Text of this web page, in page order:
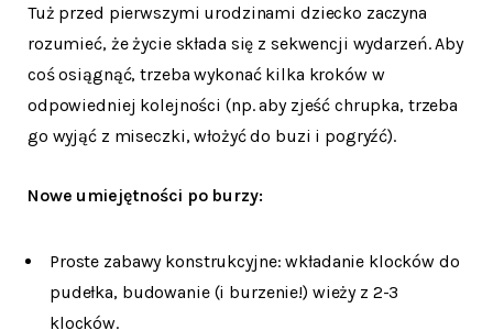
Tuż przed pierwszymi urodzinami dziecko zaczyna
rozumieć, że życie składa się z sekwencji wydarzeń. Aby
coś osiągnąć, trzeba wykonać kilka kroków w
odpowiedniej kolejności (np. aby zjeść chrupka, trzeba
go wyjąć z miseczki, włożyć do buzi i pogryźć).
Nowe umiejętności po burzy:
Proste zabawy konstrukcyjne: wkładanie klocków do
pudełka, budowanie (i burzenie!) wieży z 2-3
klocków.